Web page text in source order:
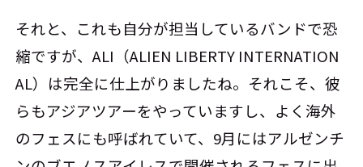
それと、これも自分が担当しているバンドで恐
縮ですが、ALI（ALIEN LIBERTY INTERNATION
AL）は完全に仕上がりましたね。それこそ、彼
らもアジアツアーをやっていますし、よく海外
のフェスにも呼ばれていて、9月にはアルゼンチ